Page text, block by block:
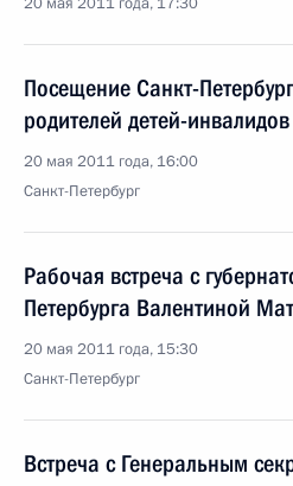
Посещение Санкт-
родителей детей-инвалидов
20 мая 2011 года, 16:00
Санкт-Петербург
Рабочая встреча с
Петербурга Валентиной
20 мая 2011 года, 15:30
Санкт-Петербург
Встреча с Генеральным